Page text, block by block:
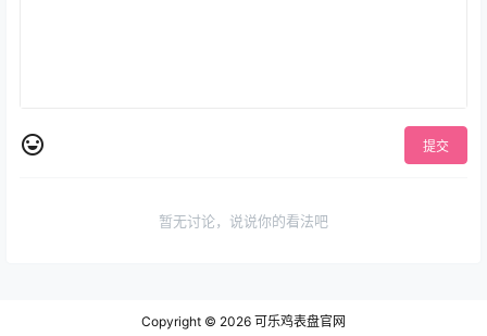
提交
暂无讨论，说说你的看法吧
Copyright © 2026 可乐鸡表盘官网